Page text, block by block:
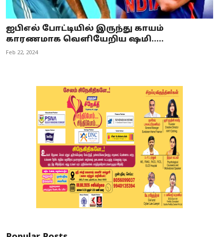
ஐபிஎல் போட்டியில் இருந்து காயம்
காரணமாக வெளியேறிய ஷமி.....
Feb 22, 2024